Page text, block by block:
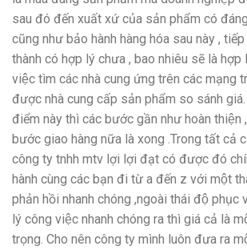
sau đó đến xuất xứ của sản phẩm có
cũng như bảo hành hàng hóa sau này ,
thành có hợp lý chưa , bao nhiêu sẽ là
việc tìm các nhà cung ứng trên các mạng
được nhà cung cấp sản phẩm so sánh
điểm này thì các bước gần như hoàn thiện
bước giao hàng nữa là xong .Trong tất cả
công ty tnhh mtv lợi lợi đạt có được đó
hành cùng các bạn đi từ a đến z với một
phản hồi nhanh chóng ,ngoài thái độ phục
lý công việc nhanh chóng ra thì giá cả là
trọng. Cho nên công ty mình luôn đưa ra